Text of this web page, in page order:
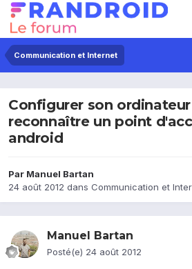
Communication et Internet
Configurer son
reconnaître un point
android
Par Manuel Bartan
24 août 2012 dans Communication et
Manuel Bartan
Posté(e) 24 août 2012